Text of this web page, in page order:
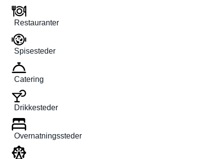
Restauranter
Spisesteder
Catering
Drikkesteder
Overnatningssteder